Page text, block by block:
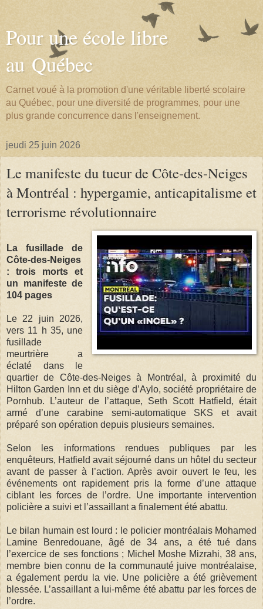
Pour une école libre
au Québec
Carnet voué à la promotion d'une véritable liberté scolaire
au Québec, pour une diversité de programmes, pour une
plus grande concurrence dans l'enseignement.
jeudi 25 juin 2026
Le manifeste du tueur de Côte-des-Neiges
à Montréal : hypergamie, anticapitalisme et
terrorisme révolutionnaire
La fusillade de
Côte-des-Neiges
: trois morts et
un manifeste de
104 pages
Le 22 juin 2026,
vers 11 h 35, une
fusillade
meurtrière a
éclaté dans le
quartier de Côte-des-Neiges à Montréal, à proximité du
Hilton Garden Inn et du siège d’Aylo, société propriétaire de
Pornhub. L’auteur de l’attaque, Seth Scott Hatfield, était
armé d’une carabine semi-automatique SKS et avait
préparé son opération depuis plusieurs semaines.
Selon les informations rendues publiques par les
enquêteurs, Hatfield avait séjourné dans un hôtel du secteur
avant de passer à l’action. Après avoir ouvert le feu, les
événements ont rapidement pris la forme d’une attaque
ciblant les forces de l’ordre. Une importante intervention
policière a suivi et l’assaillant a finalement été abattu.
Le bilan humain est lourd : le policier montréalais Mohamed
Lamine Benredouane, âgé de 34 ans, a été tué dans
l’exercice de ses fonctions ; Michel Moshe Mizrahi, 38 ans,
membre bien connu de la communauté juive montréalaise,
a également perdu la vie. Une policière a été grièvement
blessée. L’assaillant a lui-même été abattu par les forces de
l’ordre.